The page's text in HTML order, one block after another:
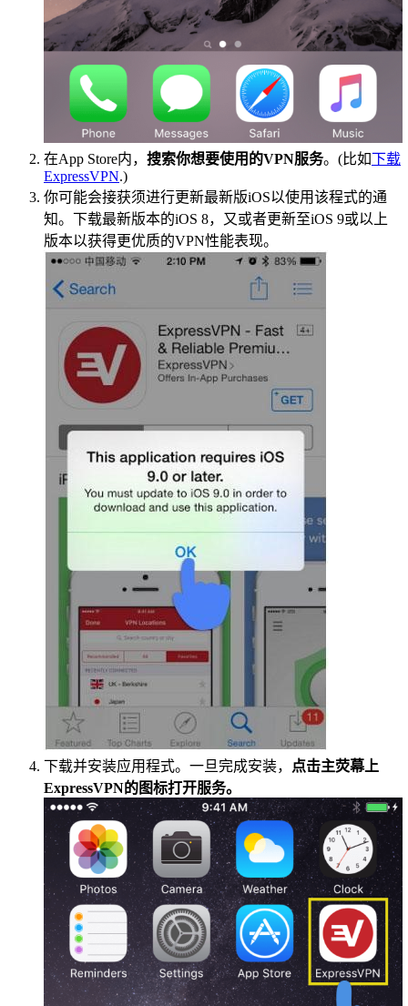
在App Store内， 搜索你想要使用的VPN服务。(比如下载
ExpressVPN.)
你可能会接获须进行更新最新版iOS以使用该程式的通
知。下载最新版本的iOS 8，又或者更新至iOS 9或以上
版本以获得更优质的VPN性能表现。
下载并安装应用程式。一旦完成安装，
点击主荧幕上
ExpressVPN的图标打开服务。